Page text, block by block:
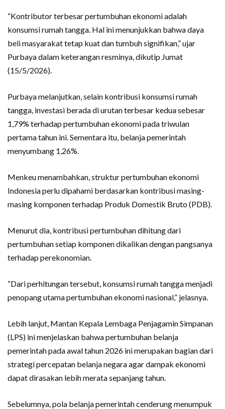
“Kontributor terbesar pertumbuhan ekonomi adalah
konsumsi rumah tangga. Hal ini menunjukkan bahwa daya
beli masyarakat tetap kuat dan tumbuh signifikan,” ujar
Purbaya dalam keterangan resminya, dikutip Jumat
(15/5/2026).
Purbaya melanjutkan, selain kontribusi konsumsi rumah
tangga, investasi berada di urutan terbesar kedua sebesar
1,79% terhadap pertumbuhan ekonomi pada triwulan
pertama tahun ini. Sementara itu, belanja pemerintah
menyumbang 1,26%.
Menkeu menambahkan, struktur pertumbuhan ekonomi
Indonesia perlu dipahami berdasarkan kontribusi masing-
masing komponen terhadap Produk Domestik Bruto (PDB).
Menurut dia, kontribusi pertumbuhan dihitung dari
pertumbuhan setiap komponen dikalikan dengan pangsanya
terhadap perekonomian.
“Dari perhitungan tersebut, konsumsi rumah tangga menjadi
penopang utama pertumbuhan ekonomi nasional,” jelasnya.
Lebih lanjut, Mantan Kepala Lembaga Penjagamin Simpanan
(LPS) ini menjelaskan bahwa pertumbuhan belanja
pemerintah pada awal tahun 2026 ini merupakan bagian dari
strategi percepatan belanja negara agar dampak ekonomi
dapat dirasakan lebih merata sepanjang tahun.
Sebelumnya, pola belanja pemerintah cenderung menumpuk